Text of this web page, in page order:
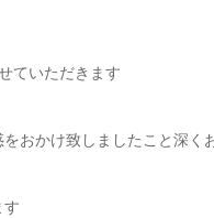
ていただきます
おかけ致しましたこと深く
す